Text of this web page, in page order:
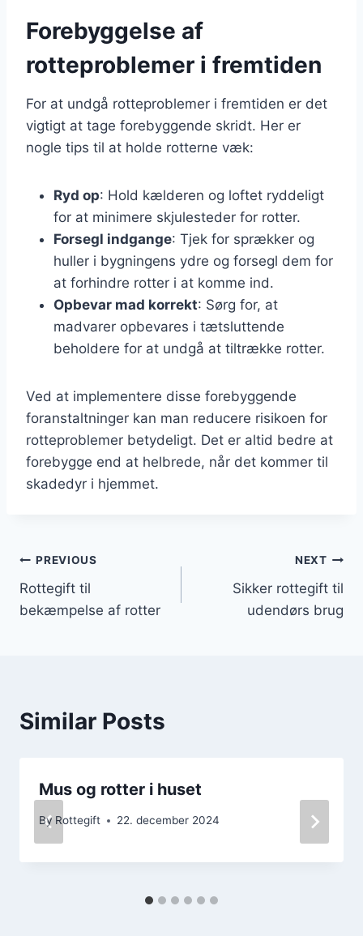
Forebyggelse af
rotteproblemer i fremtiden
For at undgå rotteproblemer i fremtiden er det
vigtigt at tage forebyggende skridt. Her er
nogle tips til at holde rotterne væk:
Ryd op: Hold kælderen og loftet ryddeligt
for at minimere skjulesteder for rotter.
Forsegl indgange: Tjek for sprækker og
huller i bygningens ydre og forsegl dem for
at forhindre rotter i at komme ind.
Opbevar mad korrekt: Sørg for, at
madvarer opbevares i tætsluttende
beholdere for at undgå at tiltrække rotter.
Ved at implementere disse forebyggende
foranstaltninger kan man reducere risikoen for
rotteproblemer betydeligt. Det er altid bedre at
forebygge end at helbrede, når det kommer til
skadedyr i hjemmet.
Indlægsnavigation
PREVIOUS
Rottegift til
bekæmpelse af rotter
NEXT
Sikker rottegift til
udendørs brug
Similar Posts
Mus og rotter i huset
By Rottegift 22. december 2024